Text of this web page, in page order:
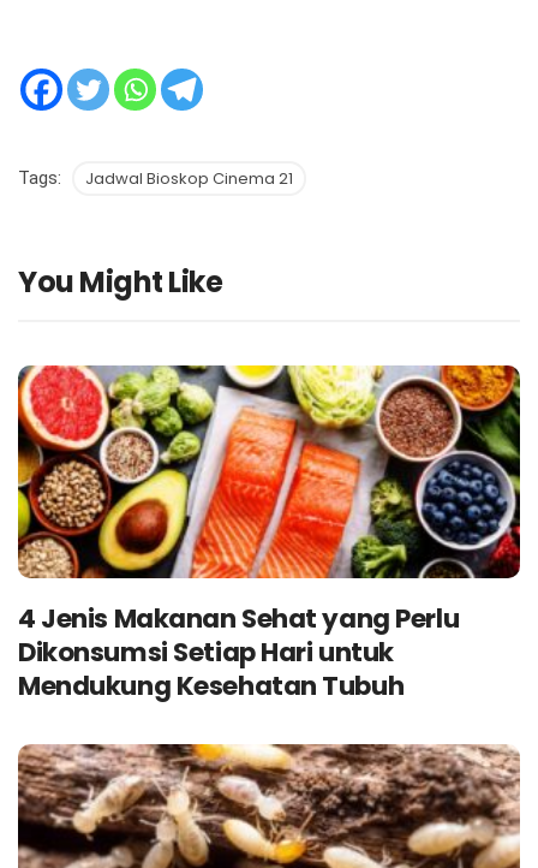
Tags: Jadwal Bioskop Cinema 21
You Might Like
4 Jenis Makanan Sehat yang Perlu
Dikonsumsi Setiap Hari untuk
Mendukung Kesehatan Tubuh